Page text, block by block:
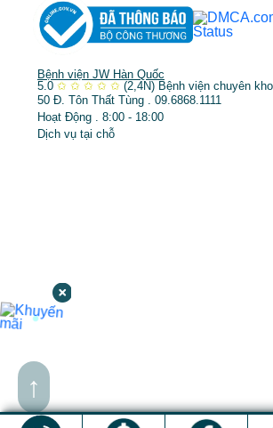
↑
Bệnh viện JW Hàn Quốc
5.0 ✩ ✩ ✩ ✩ ✩ (2,4N) Bệnh viện chuyên
50 Đ. Tôn Thất Tùng . 09.6868.1111
Hoạt Động . 8:00 - 18:00
Dịch vụ tại chỗ